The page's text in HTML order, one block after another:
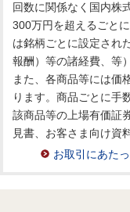
回数に関係なく国内株
300万円を超えるごと
は銘柄ごとに設定され
報酬）等の諸経費、等）
また、各商品等には価
ります。商品ごとに手
該商品等の上場有価証
見書、お客さま向け資
お取引にあた